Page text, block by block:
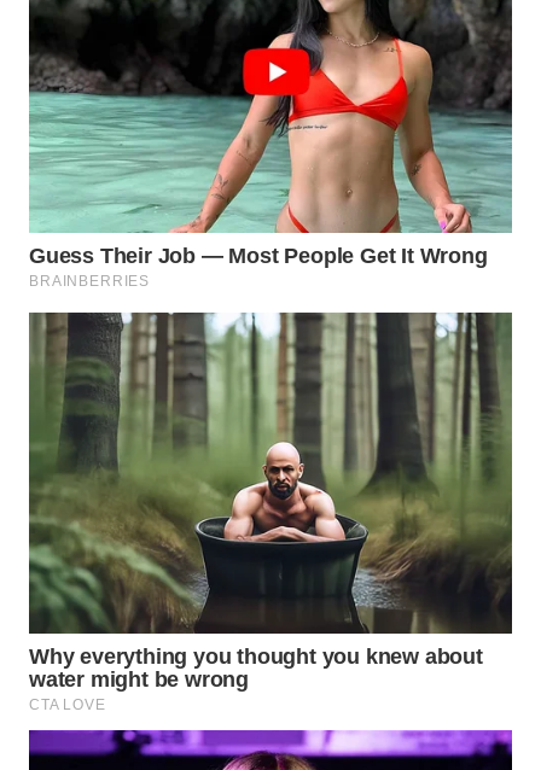
LISTRIK
WAHANA
TRAVEL
WAHANA
TV
WAHANANEWS
ID
WAHANANEWS
CO ID
WAHANANEWS
NET
WAHANA
SPORT
WAHANA
UMKM
WAHANA
SELEB